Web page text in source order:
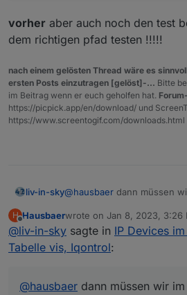
vorher aber auch noch den test
dem richtigen pfad testen !!!!!
nach einem gelösten Thread wäre es
ersten Posts einzutragen [gelöst]-... Bitte
im Beitrag wenn er euch geholfen hat.
https://picpick.app/en/download/ und
https://www.screentogif.com/downloads.html
liv-in-sky@hausbaer dann müssen
bin
H
Offline
Hausbaerwrote on Jan 8, 2023, 3:26
last edited by
@liv-in-sky sagte in IP Devices
Tabelle vis, Iqontrol:
@hausbaer dann müssen wir